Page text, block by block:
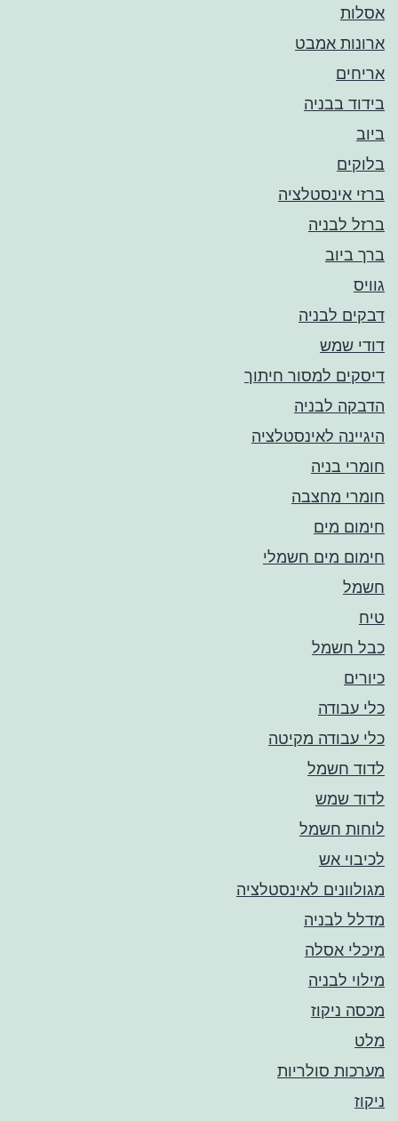
אסלות
ארונות אמבט
אריחים
בידוד בבניה
ביוב
בלוקים
ברזי אינסטלציה
ברזל לבניה
ברך ביוב
גוויס
דבקים לבניה
דודי שמש
דיסקים למסור חיתוך
הדבקה לבניה
היגיינה לאינסטלציה
חומרי בניה
חומרי מחצבה
חימום מים
חימום מים חשמלי
חשמל
טיח
כבל חשמל
כיורים
כלי עבודה
כלי עבודה מקיטה
לדוד חשמל
לדוד שמש
לוחות חשמל
לכיבוי אש
מגולוונים לאינסטלציה
מדלל לבניה
מיכלי אסלה
מילוי לבניה
מכסה ניקוז
מלט
מערכות סולריות
ניקוז